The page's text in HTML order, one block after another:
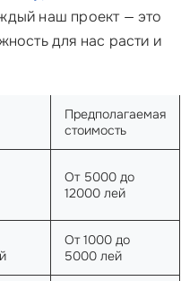
наш проект — это
для нас расти и
Предполагаемая
стоимость
От 5000 до
12000 лей
От 1000 до
5000 лей